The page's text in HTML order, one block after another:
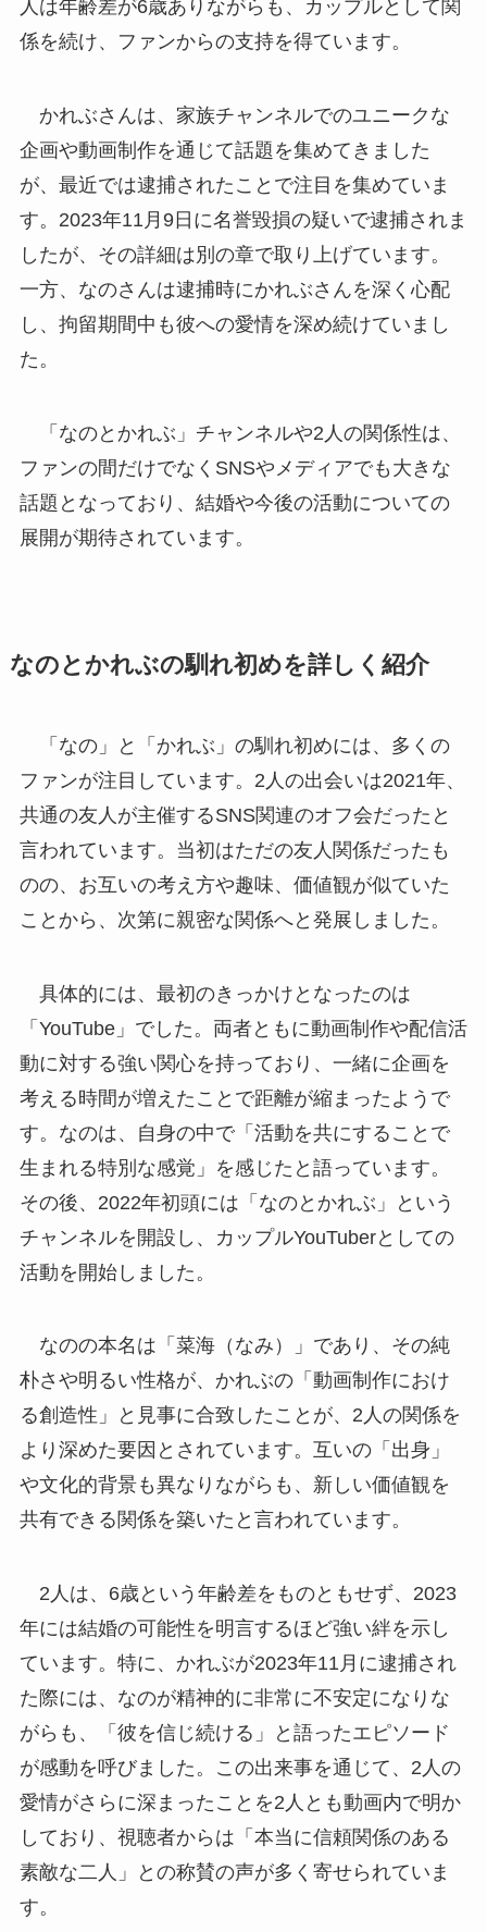
人は年齢差が6歳ありながらも、カップルとして関
係を続け、ファンからの支持を得ています。
かれぶさんは、家族チャンネルでのユニークな
企画や動画制作を通じて話題を集めてきました
が、最近では逮捕されたことで注目を集めていま
す。2023年11月9日に名誉毀損の疑いで逮捕されま
したが、その詳細は別の章で取り上げています。
一方、なのさんは逮捕時にかれぶさんを深く心配
し、拘留期間中も彼への愛情を深め続けていまし
た。
「なのとかれぶ」チャンネルや2人の関係性は、
ファンの間だけでなくSNSやメディアでも大きな
話題となっており、結婚や今後の活動についての
展開が期待されています。
なのとかれぶの馴れ初めを詳しく紹介
「なの」と「かれぶ」の馴れ初めには、多くの
ファンが注目しています。2人の出会いは2021年、
共通の友人が主催するSNS関連のオフ会だったと
言われています。当初はただの友人関係だったも
のの、お互いの考え方や趣味、価値観が似ていた
ことから、次第に親密な関係へと発展しました。
具体的には、最初のきっかけとなったのは
「YouTube」でした。両者ともに動画制作や配信活
動に対する強い関心を持っており、一緒に企画を
考える時間が増えたことで距離が縮まったようで
す。なのは、自身の中で「活動を共にすることで
生まれる特別な感覚」を感じたと語っています。
その後、2022年初頭には「なのとかれぶ」という
チャンネルを開設し、カップルYouTuberとしての
活動を開始しました。
なのの本名は「菜海（なみ）」であり、その純
朴さや明るい性格が、かれぶの「動画制作におけ
る創造性」と見事に合致したことが、2人の関係を
より深めた要因とされています。互いの「出身」
や文化的背景も異なりながらも、新しい価値観を
共有できる関係を築いたと言われています。
2人は、6歳という年齢差をものともせず、2023
年には結婚の可能性を明言するほど強い絆を示し
ています。特に、かれぶが2023年11月に逮捕され
た際には、なのが精神的に非常に不安定になりな
がらも、「彼を信じ続ける」と語ったエピソード
が感動を呼びました。この出来事を通じて、2人の
愛情がさらに深まったことを2人とも動画内で明か
しており、視聴者からは「本当に信頼関係のある
素敵な二人」との称賛の声が多く寄せられていま
す。